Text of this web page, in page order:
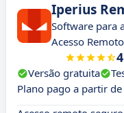
Iperius
Software para
Acesso Remoto
Versão gratuita
Plano pago a partir de